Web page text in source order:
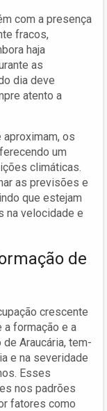
com a presença
fracos,
haja
as
dia deve
atento a
os
um
climáticas.
as previsões e
que estejam
na velocidade e
de
crescente
a formação e a
Araucária, tem-
e na severidade
Esses
nos padrões
fatores como